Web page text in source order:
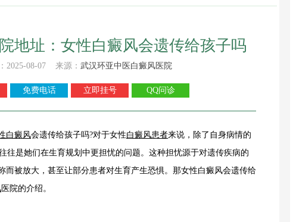
地址：女性白癜风会遗传给孩子吗
2025-08-07 来源： 武汉环亚中医白癜风医院
免费电话 立即挂号 QQ问诊
白癜风会遗传给孩子吗?对于女性白癜风患者来说，除了自身病情的
往是她们在生育规划中更担忧的问题。这种担忧源于对遗传疾病的
而被放大，甚至让部分患者对生育产生恐惧。那女性白癜风会遗传给
医院的介绍。